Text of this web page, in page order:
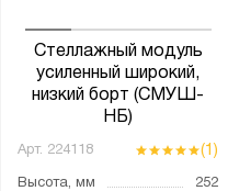
Стеллажный модуль
усиленный широкий,
низкий борт (СМУШ-
НБ)
Арт. 224118 (1)
Высота, мм
252